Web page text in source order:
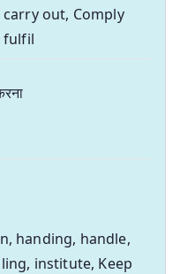
out, Comply
fulfil
handing, handle,
institute, Keep